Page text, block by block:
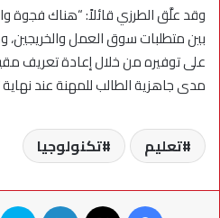
وقد علَّق الطرزي قائلاً: “هناك فجوة
بين متطلبات سوق العمل
على توفيره من خلال إعادة تعريف
مدى جاهزية الطالب للمهنة عند نهاية
تعليم تكنولوجيا
فيسبوك لينكدإن